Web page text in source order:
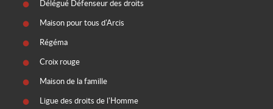
Délégué Défenseur des droits
Maison pour tous d'Arcis
Régéma
Croix rouge
Maison de la famille
Ligue des droits de l'Homme